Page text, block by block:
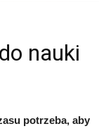
nauki
potrzeba, aby